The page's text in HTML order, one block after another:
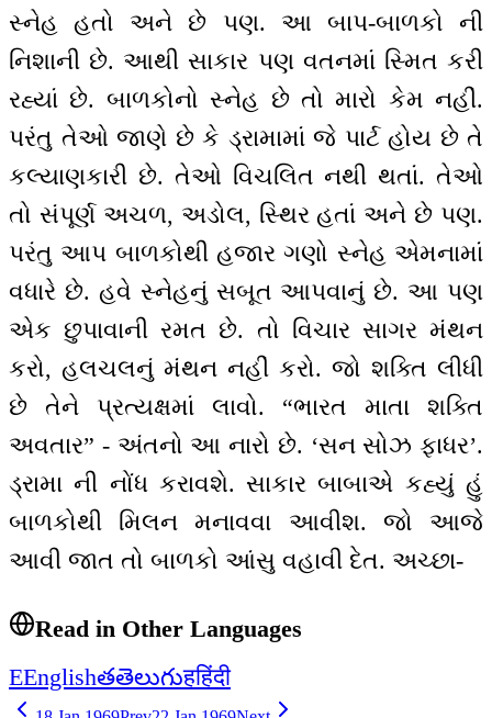
સ્નેહ હતો અને છે પણ. આ બાપ-બાળકો ની
નિશાની છે. આથી સાકાર પણ વતનમાં સ્મિત કરી
રહ્યાં છે. બાળકોનો સ્નેહ છે તો મારો કેમ નહીં.
પરંતુ તેઓ જાણે છે કે ડ્રામામાં જે પાર્ટ હોય છે તે
કલ્યાણકારી છે. તેઓ વિચલિત નથી થતાં. તેઓ
તો સંપૂર્ણ અચળ, અડોલ, સ્થિર હતાં અને છે પણ.
પરંતુ આપ બાળકોથી હજાર ગણો સ્નેહ એમનામાં
વધારે છે. હવે સ્નેહનું સબૂત આપવાનું છે. આ પણ
એક છુપાવાની રમત છે. તો વિચાર સાગર મંથન
કરો, હલચલનું મંથન નહીં કરો. જો શક્તિ લીધી
છે તેને પ્રત્યક્ષમાં લાવો. “ભારત માતા શક્તિ
અવતાર” - અંતનો આ નારો છે. ‘સન સોઝ ફાધર’.
ડ્રામા ની નોંધ કરાવશે. સાકાર બાબાએ કહ્યું હું
બાળકોથી મિલન મનાવવા આવીશ. જો આજે
આવી જાત તો બાળકો આંસુ વહાવી દેત. અચ્છા-
Read in Other Languages
EEnglishతతెలుగుहहिंदी